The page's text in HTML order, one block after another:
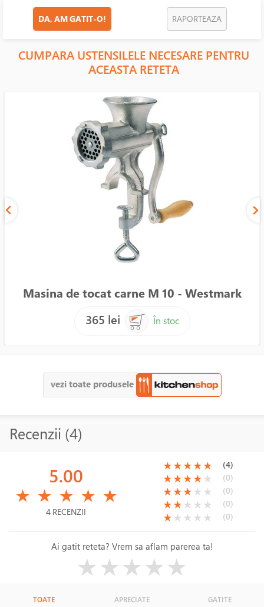
DA, AM GATIT-O! RAPORTEAZA
CUMPARA USTENSILELE NECESARE PENTRU
ACEASTA RETETA
Masina de tocat carne M 10 - Westmark
365 lei
În stoc
vezi toate produsele
Recenzii (4)
5.00
★ ★ ★ ★ ★
4 RECENZII
(*)
★(*)
★(*)
★(*)
★(*)
★ (4)
(*)
★(*)
★(*)
★(*)
★( )
★ (0)
(*)
★(*)
★(*)
★( )
★ ( )
★ (0)
(*)
★(*)
★( )
★ ( )
★ ( )
★ (0)
(*)
★( )
★ ( )
★ ( )
★ ( )
★ (0)
Ai gatit reteta? Vrem sa aflam parerea ta!
★★★★★
TOATE APRECIATE GATITE